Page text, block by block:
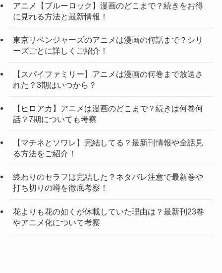
アニメ【ブルーロック】漫画のどこまで？続きをお得
に見れる方法と最新情報！
東京リベンジャーズのアニメは漫画の何話まで？シリ
ーズごとに詳しくご紹介！
【スパイファミリー】アニメは漫画の何巻まで放送さ
れた？3期はいつから？
【ヒロアカ】アニメは漫画のどこまで？続きは何巻何
話？7期についても考察
【マチネとソワレ】完結してる？最新刊情報や全話見
る方法をご紹介！
終わりのセラフは完結した？ネタバレ注意で最新巻や
打ち切りの噂を徹底考察！
花よりも花の如くが休載していた理由は？最新刊23巻
やアニメ化について考察